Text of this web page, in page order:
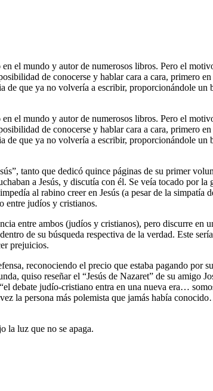
el mundo y autor de numerosos libros. Pero el
de conocerse y hablar cara a cara, primero
que ya no volvería a escribir, proporcionándole un
el mundo y autor de numerosos libros. Pero el
de conocerse y hablar cara a cara, primero
que ya no volvería a escribir, proporcionándole un
tanto que dedicó quince páginas de su primer
a Jesús, y discutía con él. Se veía tocado por la
al rabino creer en Jesús (a pesar de la simpatía
entre judíos y cristianos.
entre ambos (judíos y cristianos), pero discurre en
de su búsqueda respectiva de la verdad. Este
prejuicios.
reconociendo el precio que estaba pagando por
quiso reseñar el “Jesús de Nazaret” de su amigo
debate judío-cristiano entra en una nueva era…
la persona más polemista que jamás había
la luz que no se apaga.